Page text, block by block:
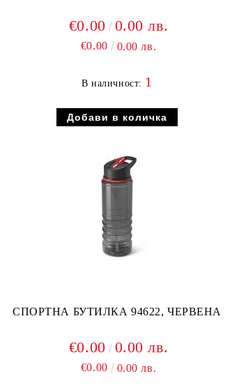
€0.00 0.00 лв.
€0.00 0.00 лв.
В наличност: 1
СПОРТНА БУТИЛКА 94622, ЧЕРВЕНА
€0.00 0.00 лв.
€0.00 0.00 лв.